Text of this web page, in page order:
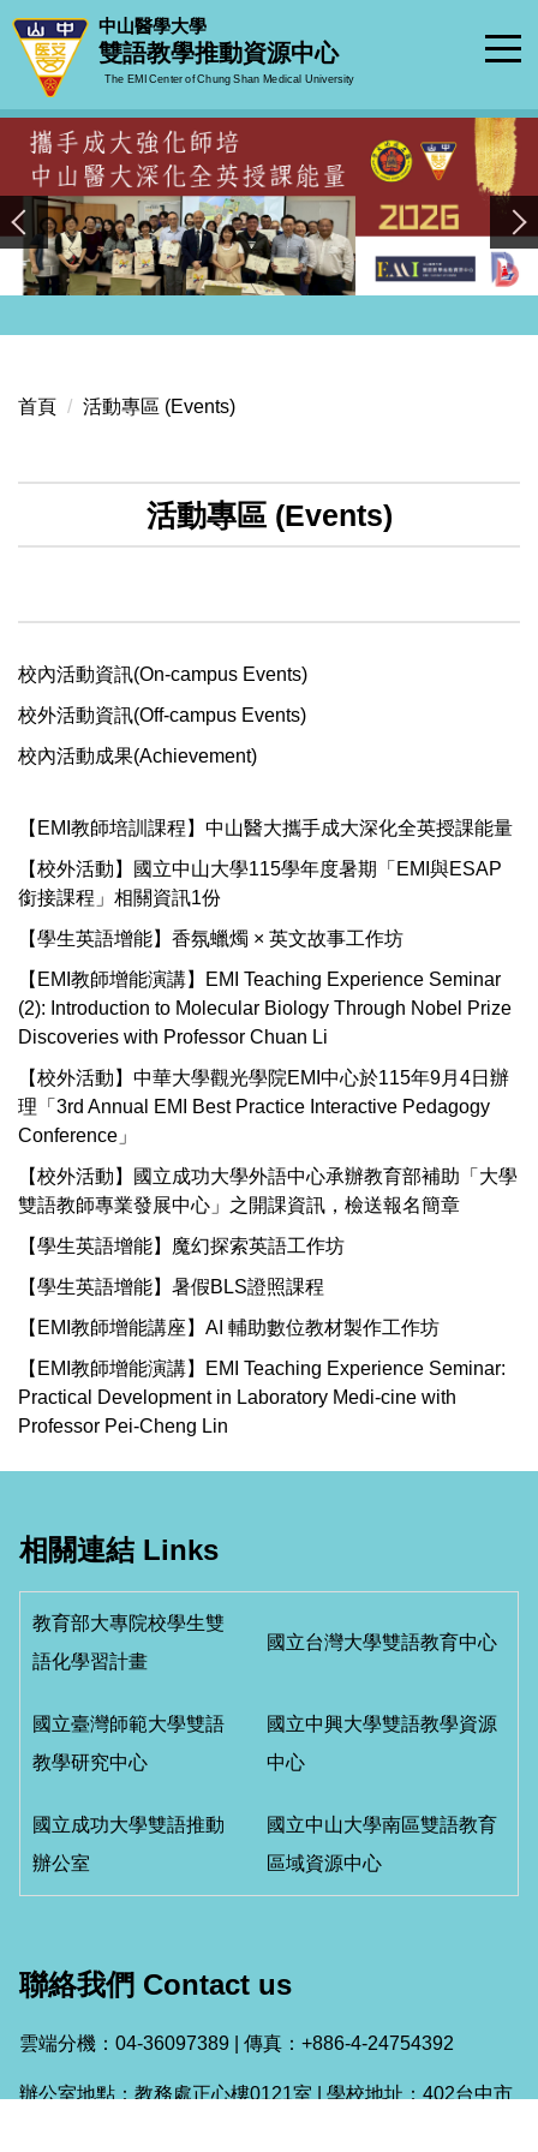
跳
到
要
區
中山醫學大學
雙語教學推動資源中心
The EMI Center of Chung Shan Medical University
首頁 活動專區 (Events)
活動專區 (Events)
校內活動資訊(On-campus Events)
校外活動資訊(Off-campus Events)
校內活動成果(Achievement)
【EMI教師培訓課程】中山醫大攜手成大深化全英授課能量
【校外活動】國立中山大學115學年度暑期「EMI與ESAP
銜接課程」相關資訊1份
【學生英語增能】香氛蠟燭 × 英文故事工作坊
【EMI教師增能演講】EMI Teaching Experience Seminar
(2): Introduction to Molecular Biology Through Nobel Prize
Discoveries with Professor Chuan Li
【校外活動】中華大學觀光學院EMI中心於115年9月4日辦
理「3rd Annual EMI Best Practice Interactive Pedagogy
Conference」
【校外活動】國立成功大學外語中心承辦教育部補助「大學
雙語教師專業發展中心」之開課資訊，檢送報名簡章
【學生英語增能】魔幻探索英語工作坊
【學生英語增能】暑假BLS證照課程
【EMI教師增能講座】AI 輔助數位教材製作工作坊
【EMI教師增能演講】EMI Teaching Experience Seminar:
Practical Development in Laboratory Medi-cine with
Professor Pei-Cheng Lin
相關連結 Links
教育部大專院校學生雙
語化學習計畫
國立台灣大學雙語教育中心
國立臺灣師範大學雙語
教學研究中心
國立中興大學雙語教學資源
中心
國立成功大學雙語推動
辦公室
國立中山大學南區雙語教育
區域資源中心
聯絡我們 Contact us
雲端分機：04-36097389 | 傳真：+886-4-24754392
辦公室地點：教務處正心樓0121室 | 學校地址：402台中市